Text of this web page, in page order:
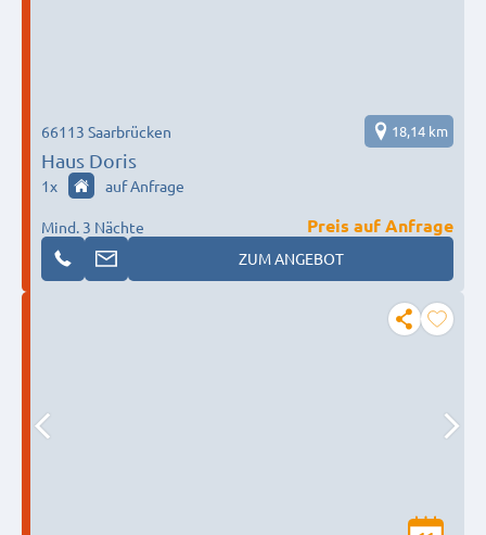
Haus Doris
66113 Saarbrücken 18,14 km
1x auf Anfrage
Mind. 3 Nächte
Preis auf Anfrage
ZUM ANGEBOT